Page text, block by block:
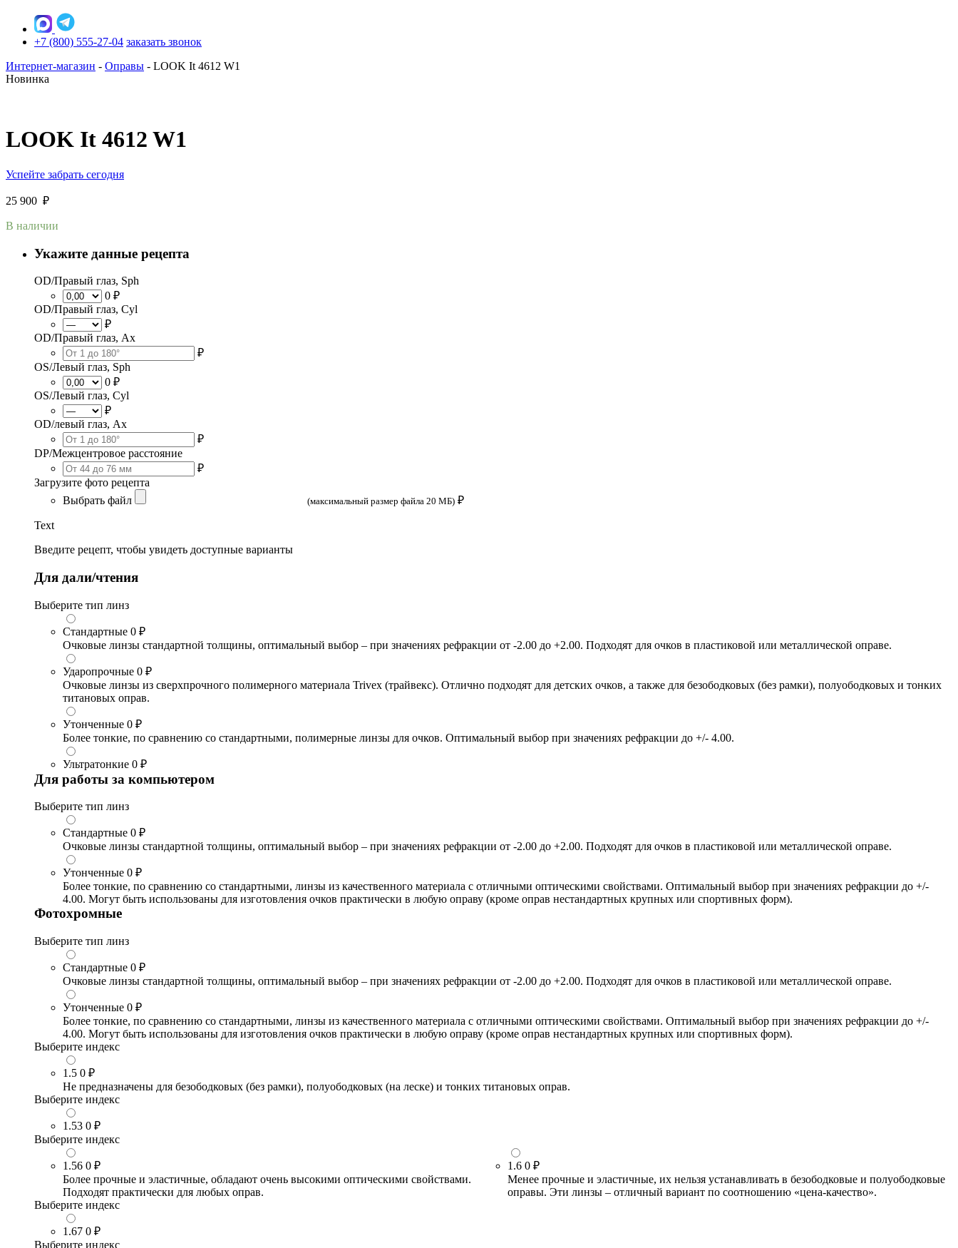
+7 (800) 555-27-04 заказать звонок
Интернет-магазин - Оправы - LOOK It 4612 W1
Новинка
LOOK It 4612 W1
Успейте забрать сегодня
25 900 ₽
В наличии
Укажите данные рецепта
OD/Правый глаз, Sph
0 ₽
OD/Правый глаз, Cyl
₽
OD/Правый глаз, Ax
₽
OS/Левый глаз, Sph
0 ₽
OS/Левый глаз, Cyl
₽
OD/левый глаз, Ax
₽
DP/Межцентровое расстояние
₽
Загрузите фото рецепта
Выбрать файл
(максимальный размер файла 20 МБ) ₽
Text
Введите рецепт, чтобы увидеть доступные варианты
Для дали/чтения
Выберите тип линз
Стандартные 0 ₽
Очковые линзы стандартной толщины, оптимальный выбор – при значениях рефракции от -2.00 до +2.00. Подходят для очков в пластиковой или металлической оправе.
Ударопрочные 0 ₽
Очковые линзы из сверхпрочного полимерного материала Trivex (трайвекс). Отлично подходят для детских очков, а также для безободковых (без рамки), полуободковых и тонких
титановых оправ.
Утонченные 0 ₽
Более тонкие, по сравнению со стандартными, полимерные линзы для очков. Оптимальный выбор при значениях рефракции до +/- 4.00.
Ультратонкие 0 ₽
Для работы за компьютером
Выберите тип линз
Стандартные 0 ₽
Очковые линзы стандартной толщины, оптимальный выбор – при значениях рефракции от -2.00 до +2.00. Подходят для очков в пластиковой или металлической оправе.
Утонченные 0 ₽
Более тонкие, по сравнению со стандартными, линзы из качественного материала с отличными оптическими свойствами. Оптимальный выбор при значениях рефракции до +/-
4.00. Могут быть использованы для изготовления очков практически в любую оправу (кроме оправ нестандартных крупных или спортивных форм).
Фотохромные
Выберите тип линз
Стандартные 0 ₽
Очковые линзы стандартной толщины, оптимальный выбор – при значениях рефракции от -2.00 до +2.00. Подходят для очков в пластиковой или металлической оправе.
Утонченные 0 ₽
Более тонкие, по сравнению со стандартными, линзы из качественного материала с отличными оптическими свойствами. Оптимальный выбор при значениях рефракции до +/-
4.00. Могут быть использованы для изготовления очков практически в любую оправу (кроме оправ нестандартных крупных или спортивных форм).
Выберите индекс
1.5 0 ₽
Не предназначены для безободковых (без рамки), полуободковых (на леске) и тонких титановых оправ.
Выберите индекс
1.53 0 ₽
Выберите индекс
1.56 0 ₽
Более прочные и эластичные, обладают очень высокими оптическими свойствами.
Подходят практически для любых оправ.
1.6 0 ₽
Менее прочные и эластичные, их нельзя устанавливать в безободковые и полуободковые
оправы. Эти линзы – отличный вариант по соотношению «цена-качество».
Выберите индекс
1.67 0 ₽
Выберите индекс